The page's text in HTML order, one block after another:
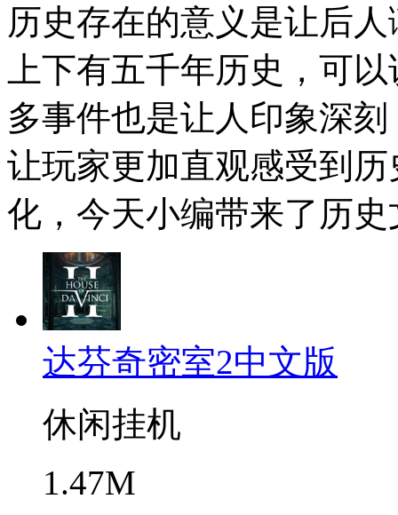
历史存在的意义是让后
上下有五千年历史，可
多事件也是让人印象深
让玩家更加直观感受到
化，今天小编带来了历
达芬奇密室2中文版
休闲挂机
1.47M